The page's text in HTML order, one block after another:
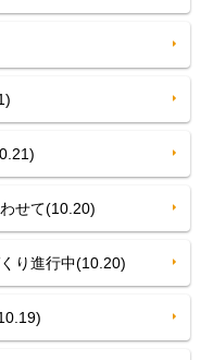
せて(10.20)
り進行中(10.20)